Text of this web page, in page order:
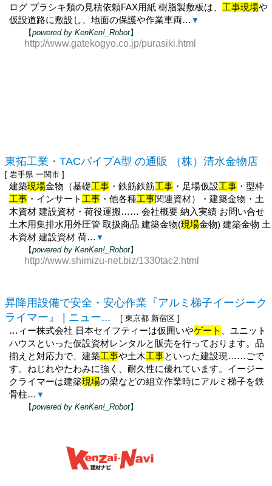
ログ プラシキ類の見積依頼FAX用紙 樹脂製敷板は、 工事現場や
仮設道路に敷設し、地面の保護や作業車両… ▼
【powered by KenKen!_Robot】
http://www.gatekogyo.co.jp/purasiki.html
東拓工業・TACパイプA型 の通販 （株）清水金物店
[ 岩手県 一関市 ]
建築現場金物（基礎工事 ・鉄筋鉄筋工事 ・足場仮設工事 ・型枠
工事 ・インサート 工事 ・他各種工事関連資材）・建築金物・土
木資材 建設資材・荷役運搬…… 会社概要 納入実績 お問い合せ
土木用集排水用外圧管 取扱商品 建築金物(現場金物) 建築金物 土
木資材 建設資材 荷… ▼
【powered by KenKen!_Robot】
http://www.shimizu-net.biz/1330tac2.html
昇降用設備で安全・安心作業『アルミ梯子イージーク
ライマー』 | ニュー...
[ 東京都 新宿区 ]
…ィー株式会社 日本セイフティーは仮囲いやゲート
、ユニット
ハウスといった仮設資材レンタルと販売を行っております。品
揃えと対応力で、建築工事や土木工事といった建設現……ごで
す。ねじれやたわみに強く、耐久性に優れています。イージー
クライマーは建築現場の梁などの組立作業時にアルミ梯子を鉄
骨柱… ▼
【powered by KenKen!_Robot】